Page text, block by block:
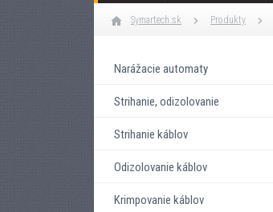
Symartech.sk Produkty
Narážacie automaty
Strihanie, odizolovanie
Strihanie káblov
Odizolovanie káblov
Krimpovanie káblov